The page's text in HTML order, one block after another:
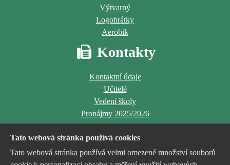
Výtvarný
Logohrátky
Aerobik
Kontakty
Kontaktní údaje
Učitelé
Vedení školy
Pronájmy 2025/2026
Tato webová stránka používá cookies
Tato webová stránka používá velmi omezené množství souborů